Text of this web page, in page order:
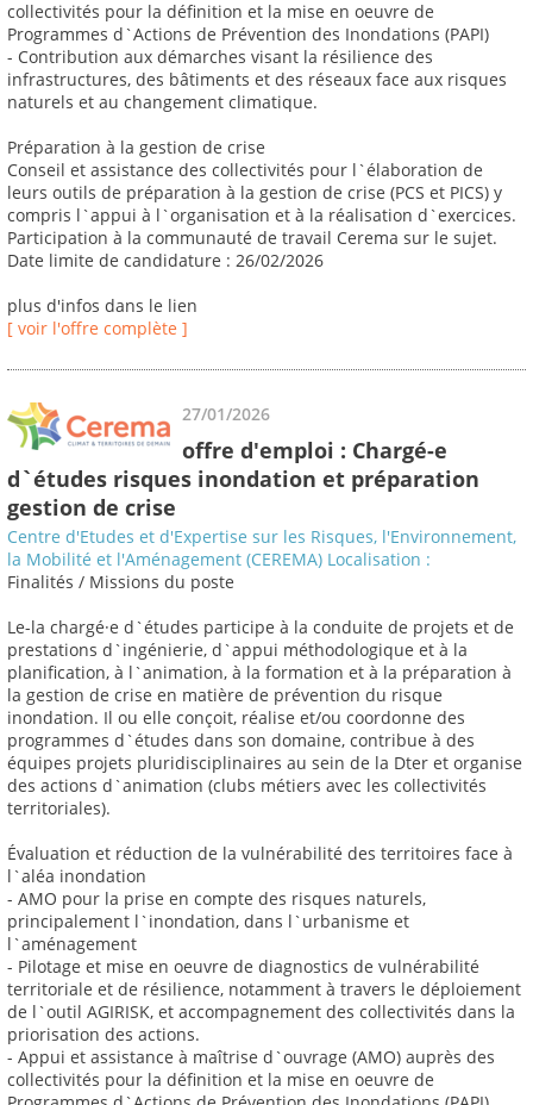
collectivités pour la définition et la mise en oeuvre de
Programmes d`Actions de Prévention des Inondations (PAPI)
- Contribution aux démarches visant la résilience des
infrastructures, des bâtiments et des réseaux face aux risques
naturels et au changement climatique.
Préparation à la gestion de crise
Conseil et assistance des collectivités pour l`élaboration de
leurs outils de préparation à la gestion de crise (PCS et PICS) y
compris l`appui à l`organisation et à la réalisation d`exercices.
Participation à la communauté de travail Cerema sur le sujet.
Date limite de candidature : 26/02/2026
plus d'infos dans le lien
[ voir l'offre complète ]
27/01/2026
offre d'emploi : Chargé-e
d`études risques inondation et préparation
gestion de crise
Centre d'Etudes et d'Expertise sur les Risques, l'Environnement,
la Mobilité et l'Aménagement (CEREMA) Localisation :
Finalités / Missions du poste
Le-la chargé·e d`études participe à la conduite de projets et de
prestations d`ingénierie, d`appui méthodologique et à la
planification, à l`animation, à la formation et à la préparation à
la gestion de crise en matière de prévention du risque
inondation. Il ou elle conçoit, réalise et/ou coordonne des
programmes d`études dans son domaine, contribue à des
équipes projets pluridisciplinaires au sein de la Dter et organise
des actions d`animation (clubs métiers avec les collectivités
territoriales).
Évaluation et réduction de la vulnérabilité des territoires face à
l`aléa inondation
- AMO pour la prise en compte des risques naturels,
principalement l`inondation, dans l`urbanisme et
l`aménagement
- Pilotage et mise en oeuvre de diagnostics de vulnérabilité
territoriale et de résilience, notamment à travers le déploiement
de l`outil AGIRISK, et accompagnement des collectivités dans la
priorisation des actions.
- Appui et assistance à maîtrise d`ouvrage (AMO) auprès des
collectivités pour la définition et la mise en oeuvre de